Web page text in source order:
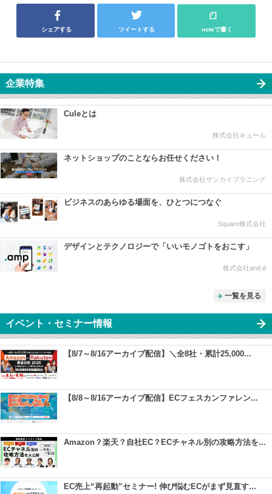
シェアする ツイートする noteで書く
企業特集
Culeとは
株式会社キュール
ネットショップのことならお任せください！
株式会社サンカイプラニング
ビジネスのあらゆる場面を、ひとつにつなぐ
Square株式会社
デザインとテクノロジーで「いいモノゴトをおこす」
株式会社and.d
一覧を見る
イベント・セミナー情報
【8/7～8/16アーカイブ配信】＼全8社・累計25,000...
【8/8～8/16アーカイブ配信】ECフェスカンファレン...
Amazon？楽天？自社EC？ECチャネル別の攻略方法を...
EC売上“再起動”セミナー! 伸び悩むECがまず見直す...